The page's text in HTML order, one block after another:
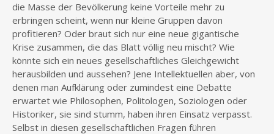
die Masse der Bevölkerung keine Vorteile mehr zu
erbringen scheint, wenn nur kleine Gruppen davon
profitieren? Oder braut sich nur eine neue gigantische
Krise zusammen, die das Blatt völlig neu mischt? Wie
könnte sich ein neues gesellschaftliches Gleichgewicht
herausbilden und aussehen? Jene Intellektuellen aber, von
denen man Aufklärung oder zumindest eine Debatte
erwartet wie Philosophen, Politologen, Soziologen oder
Historiker, sie sind stumm, haben ihren Einsatz verpasst.
Selbst in diesen gesellschaftlichen Fragen führen